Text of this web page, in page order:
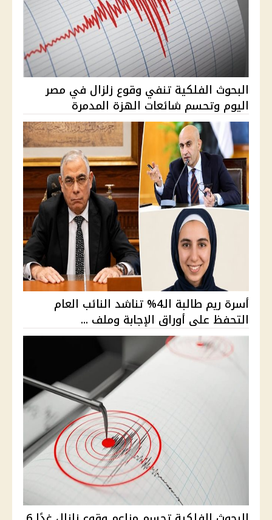
البحوث الفلكية تنفي وقوع زلزال في مصر
اليوم وتحسم شائعات الهزة المدمرة
أسرة ريم طالبة الـ4% تناشد النائب العام
التحفظ على أوراق الإجابة وملف ...